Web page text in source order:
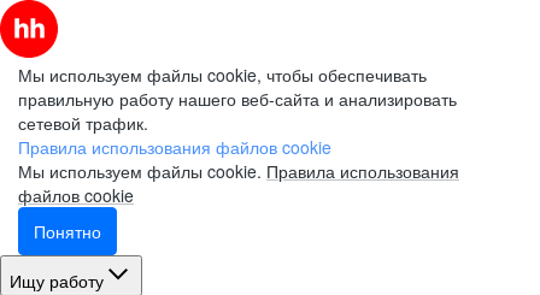
Мы используем файлы cookie, чтобы обеспечивать
правильную работу нашего веб-сайта и анализировать
сетевой трафик.
Правила использования файлов cookie
Мы используем файлы cookie. Правила использования
файлов cookie
Понятно
Ищу работу